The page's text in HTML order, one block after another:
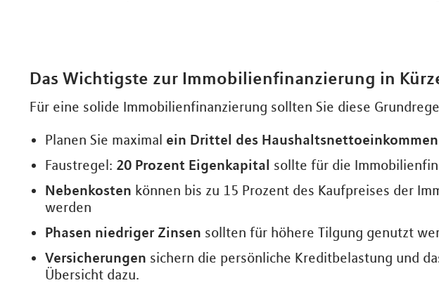
Das Wichtigste zur Immobilienfinanzierung in
Für eine solide Immobilienfinanzierung sollten Sie diese
Planen Sie maximal ein Drittel des
Faustregel: 20 Prozent Eigenkapital sollte für die
Nebenkosten können bis zu 15 Prozent des Kaufpreises der
werden
Phasen niedriger Zinsen sollten für höhere Tilgung genutzt
Versicherungen sichern die persönliche Kreditbelastung und
Übersicht dazu.